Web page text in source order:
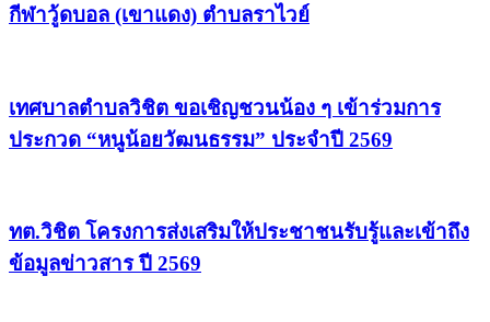
กีฬาวู้ดบอล (เขาแดง) ตำบลราไวย์
เทศบาลตำบลวิชิต ขอเชิญชวนน้อง ๆ เข้าร่วมการ
ประกวด “หนูน้อยวัฒนธรรม” ประจำปี 2569
ทต.วิชิต โครงการส่งเสริมให้ประชาชนรับรู้และเข้าถึง
ข้อมูลข่าวสาร ปี 2569